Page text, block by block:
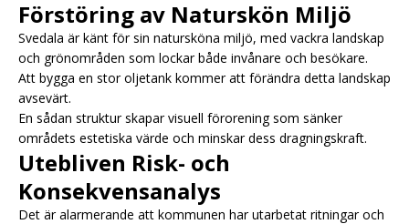
Förstöring av Naturskön Miljö
Svedala är känt för sin natursköna miljö, med vackra landskap
och grönområden som lockar både invånare och besökare.
Att bygga en stor oljetank kommer att förändra detta landskap
avsevärt.
En sådan struktur skapar visuell förorening som sänker
områdets estetiska värde och minskar dess dragningskraft.
Utebliven Risk- och
Konsekvensanalys
Det är alarmerande att kommunen har utarbetat ritningar och